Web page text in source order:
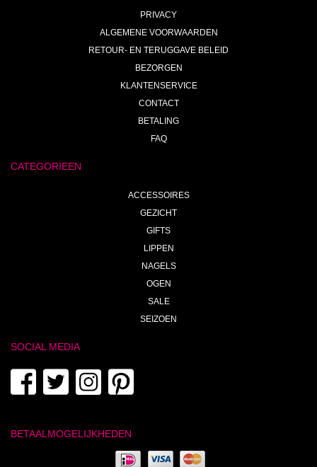
PRIVACY
ALGEMENE VOORWAARDEN
RETOUR- EN TERUGGAVE BELEID
BEZORGEN
KLANTENSERVICE
CONTACT
BETALING
FAQ
CATEGORIEEN
ACCESSOIRES
GEZICHT
GIFTS
LIPPEN
NAGELS
OGEN
SALE
SEIZOEN
SOCIAL MEDIA
BETAALMOGELIJKHEDEN